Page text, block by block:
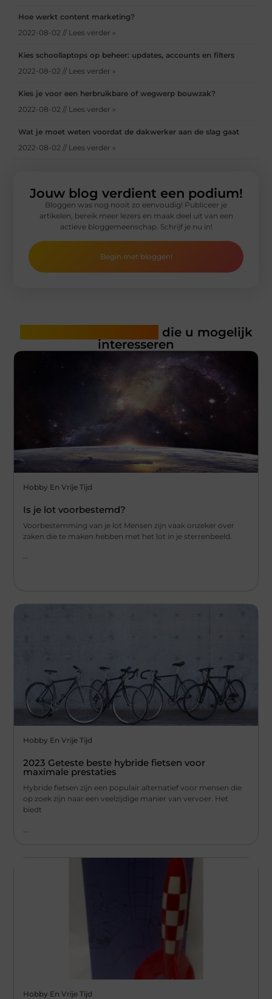
Hoe werkt content marketing?
2022-08-02 // Lees verder »
Kies schoollaptops op beheer: updates, accounts en filters
2022-08-02 // Lees verder »
Kies je voor een herbruikbare of wegwerp bouwzak?
2022-08-02 // Lees verder »
Wat je moet weten voordat de dakwerker aan de slag gaat
2022-08-02 // Lees verder »
Jouw blog verdient een podium!
Bloggen was nog nooit zo eenvoudig! Publiceer je
artikelen, bereik meer lezers en maak deel uit van een
actieve bloggemeenschap. Schrijf je nu in!
Begin met bloggen!
die u mogelijk
interesseren
Hobby En Vrije Tijd
Is je lot voorbestemd?
Voorbestemming van je lot Mensen zijn vaak onzeker over
zaken die te maken hebben met het lot in je sterrenbeeld.
...
Hobby En Vrije Tijd
2023 Geteste beste hybride fietsen voor
maximale prestaties
Hybride fietsen zijn een populair alternatief voor mensen die
op zoek zijn naar een veelzijdige manier van vervoer. Het
biedt
Hobby En Vrije Tijd